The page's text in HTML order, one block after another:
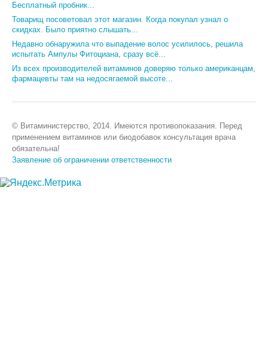
Бесплатный пробник...
Товарищ посоветовал этот магазин. Когда покупал узнал о
скидках. Было приятно слышать...
Недавно обнаружила что выпадение волос усилилось, решила
испытать Ампулы Фитоциана, сразу всё...
Из всех производителей витаминов доверяю только американцам,
фармацевты там на недосягаемой высоте...
© Витаминистерство, 2014. Имеются противопоказания. Перед
применением витаминов или биодобавок консультация врача
обязательна!
Заявление об ограничении ответственности